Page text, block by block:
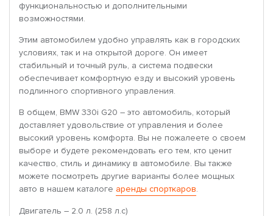
функциональностью и дополнительными
возможностями.
Этим автомобилем удобно управлять как в городских
условиях, так и на открытой дороге. Он имеет
стабильный и точный руль, а система подвески
обеспечивает комфортную езду и высокий уровень
подлинного спортивного управления.
В общем, BMW 330i G20 – это автомобиль, который
доставляет удовольствие от управления и более
высокий уровень комфорта. Вы не пожалеете о своем
выборе и будете рекомендовать его тем, кто ценит
качество, стиль и динамику в автомобиле. Вы также
можете посмотреть другие варианты более мощных
авто в нашем каталоге аренды спорткаров.
Двигатель – 2.0 л. (258 л.с)